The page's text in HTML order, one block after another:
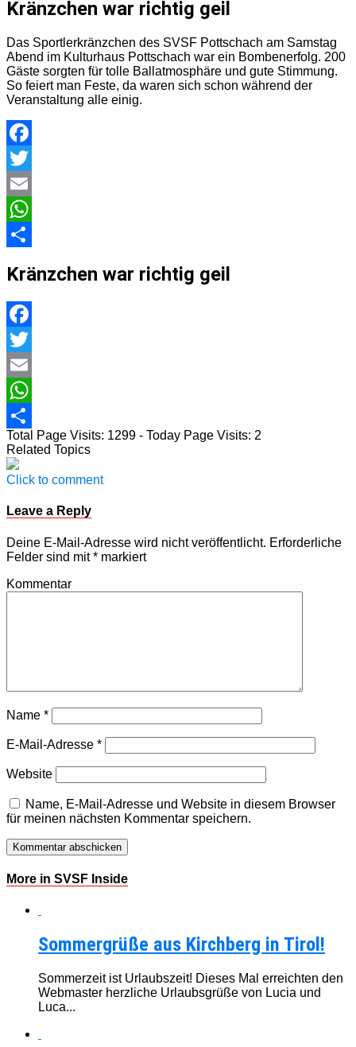
Kränzchen war richtig geil
Das Sportlerkränzchen des SVSF Pottschach am Samstag
Abend im Kulturhaus Pottschach war ein Bombenerfolg. 200
Gäste sorgten für tolle Ballatmosphäre und gute Stimmung.
So feiert man Feste, da waren sich schon während der
Veranstaltung alle einig.
Facebook
Twitter
Email
WhatsApp
Kränzchen war richtig geil
Facebook
Twitter
Email
WhatsApp
Teilen
Total Page Visits: 1299 - Today Page Visits: 2
Related Topics
Click to comment
Leave a Reply
Deine E-Mail-Adresse wird nicht veröffentlicht. Erforderliche
Felder sind mit* markiert
Kommentar
Name *
E-Mail-Adresse *
Website
Name, E-Mail-Adresse und Website in diesem Browser
für meinen nächsten Kommentar speichern.
More in SVSF Inside
Sommergrüße aus Kirchberg in Tirol!
Sommerzeit ist Urlaubszeit! Dieses Mal erreichten den
Webmaster herzliche Urlaubsgrüße von Lucia und
Luca...